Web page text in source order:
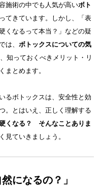
施術の中でも人気が高いボト
てきています。しかし、「表
くなるって本当？」などの疑
は、 ボトックスについての気
知っておくべきメリット・リ
まとめます。
るボトックスは、安全性と効
。とはいえ、正しく理解する
硬くなる？ そんなことありま
ていきましょう。
になるの？」